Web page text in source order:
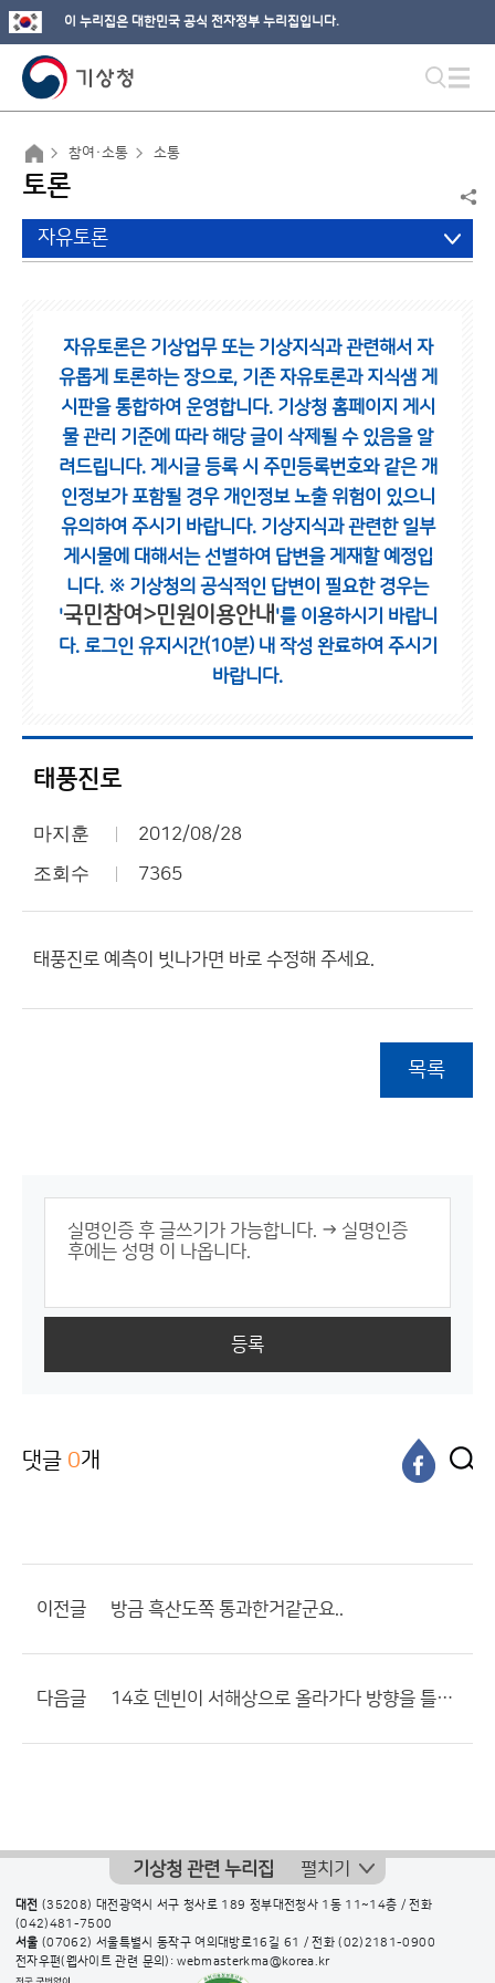
이 누리집은 대한민국 공식 전자정부 누리집입니다.
참여·소통 소통
토론
자유토론
자유토론은 기상업무 또는 기상지식과 관련해서 자
유롭게 토론하는 장으로, 기존 자유토론과 지식샘 게
시판을 통합하여 운영합니다. 기상청 홈페이지 게시
물 관리 기준에 따라 해당 글이 삭제될 수 있음을 알
려드립니다. 게시글 등록 시 주민등록번호와 같은 개
인정보가 포함될 경우 개인정보 노출 위험이 있으니
유의하여 주시기 바랍니다. 기상지식과 관련한 일부
게시물에 대해서는 선별하여 답변을 게재할 예정입
니다. ※ 기상청의 공식적인 답변이 필요한 경우는
'국민참여>민원이용안내 '를 이용하시기 바랍니
다. 로그인 유지시간(10분) 내 작성 완료하여 주시기
바랍니다.
태풍진로
마지훈 2012/08/28
조회수 7365
태풍진로 예측이 빗나가면 바로 수정해 주세요.
목록
등록
댓글 0개
이전글 방금 흑산도쪽 통과한거같군요..
다음글 14호 덴빈이 서해상으로 올라가다 방향을 틀어서 제주도 쪽으로 북북동진할듯
기상청 관련 누리집 펼치기
대전 (35208) 대전광역시 서구 청사로 189 정부대전청사 1동 11~14층 / 전화
(042)481-7500
서울 (07062) 서울특별시 동작구 여의대방로16길 61 / 전화(02)2181-0900
전자우편(웹사이트 관련 문의): webmasterkma@korea.kr